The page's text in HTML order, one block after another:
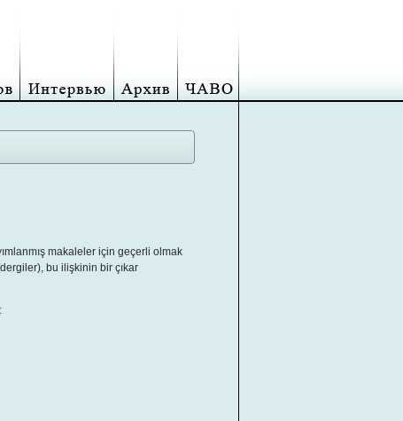
makaleler için geçerli olmak
bu ilişkinin bir çıkar